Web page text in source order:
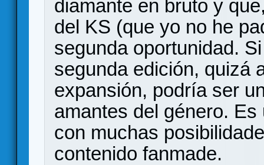
diamante en bruto y
del KS (que yo no he
segunda oportunidad.
segunda edición, quizá
expansión, podría ser
amantes del género.
con muchas
contenido fanmade.